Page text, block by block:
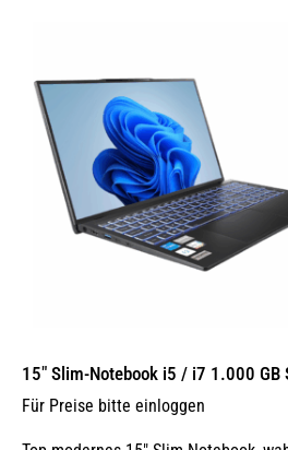
15″ Slim-Notebook i5 / i7 1.000 GB
Für Preise bitte einloggen